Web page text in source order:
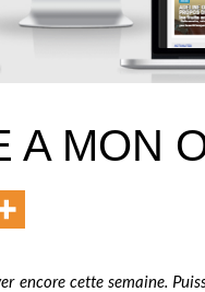
A MON
encore cette semaine.